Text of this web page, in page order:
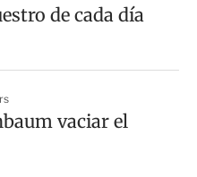
de cada día
vaciar el